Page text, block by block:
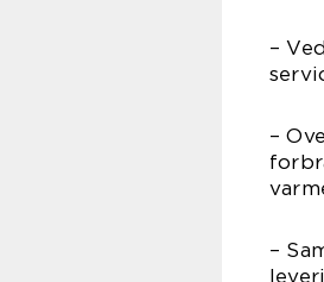
–
–
–